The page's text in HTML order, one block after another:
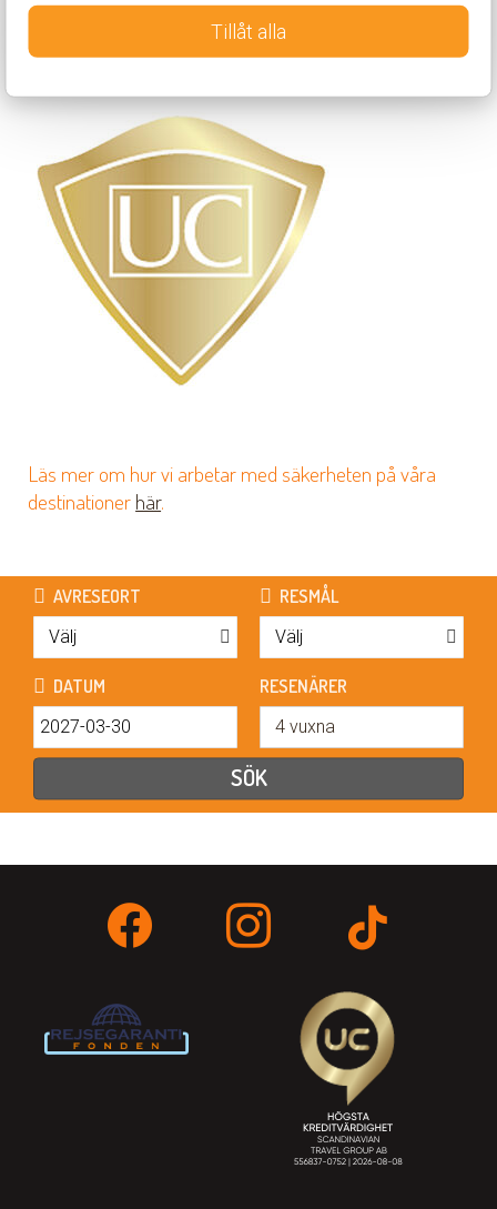
Tillåt alla
bidragit till att har högsta möjliga kreditvärdighet hos UC
Läs mer om hur vi arbetar med säkerheten på våra
destinationer här.